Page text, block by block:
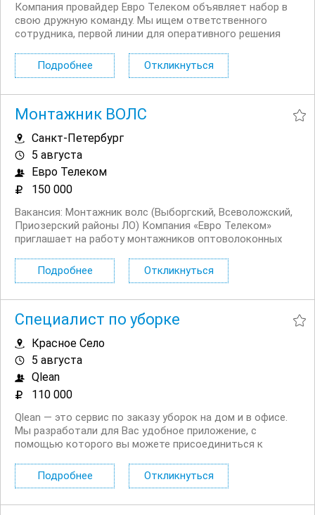
Компания провайдер Евро Телеком объявляет набор в
свою дружную команду. Мы ищем ответственного
сотрудника, первой линии для оперативного решения
предстоит заниматься: Прием и обработка входящих
звонков от клиентов Консультирование клиентов по...
Подробнее Откликнуться
Монтажник ВОЛС
Санкт-Петербург
5 августа
Евро Телеком
150 000
Вакансия: Монтажник волс (Выборгский, Всеволожский,
Приозерский районы ЛО) Компания «Евро Телеком»
приглашает на работу монтажников оптоволоконных
от компании! Мы предлагаем: Трудоустройство по
договору. Зарплата от 150 000 руб. без потолка по...
Подробнее Откликнуться
Специалист по уборке
Красное Село
5 августа
Qlean
110 000
Qlean — это сервис по заказу уборок на дом и в офисе.
Мы разработали для Вас удобное приложение, с
помощью которого вы можете присоединиться к
уборку: поддерживающая уборка: исполнитель моет и
убирает комнаты, кухню, коридор и санузлы, а...
Подробнее Откликнуться